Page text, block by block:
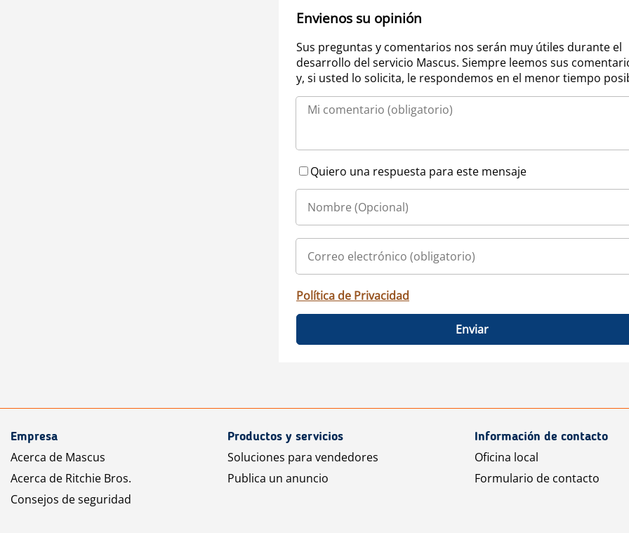
Envienos su opinión
Sus preguntas y comentarios nos serán muy útiles durante el
desarrollo del servicio Mascus. Siempre leemos sus
y, si usted lo solicita, le respondemos en el menor tiempo
Quiero una respuesta para este mensaje
Política de Privacidad
Enviar
Empresa
Acerca de Mascus
Acerca de Ritchie Bros.
Consejos de seguridad
Productos y servicios
Soluciones para vendedores
Publica un anuncio
Información de contacto
Oficina local
Formulario de contacto